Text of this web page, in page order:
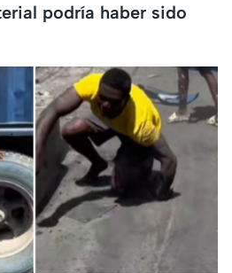
podría haber sido